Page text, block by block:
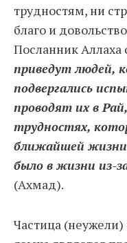
трудностям, ни
благо и
Посланник Аллаха
приведут людей,
подвергались
проводят их в
трудностях,
ближайшей жизни
было в жизни из-
(Ахмад).
Частица (неужели)